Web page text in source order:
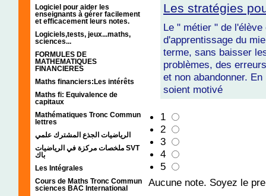
Logiciel pour aider les
enseignants à gérer facilement
et efficacement leurs notes.
Logiciels,tests, jeux...maths,
sciences...
FORMULES DE
MATHEMATIQUES
FINANCIERES
Maths financiers:Les intérêts
Maths fi: Equivalence de
capitaux
Mathématiques Tronc Commun
lettres
الرياضيات الجذع المشترك علمي
ملخصات مركزة في الرياضيات SVT
باك
Les Intégrales
Cours de Maths Tronc Commun
sciences BAC International
Les stratégies
Le " métier " de
d'apprentissage du
terme, sans baisser
problèmes, des
et non abandonner.
soient motivé
1
2
3
4
5
Aucune note. Soyez le